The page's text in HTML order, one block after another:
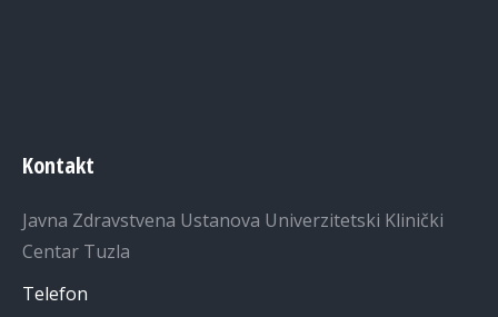
Kontakt
Javna Zdravstvena Ustanova Univerzitetski Klinički
Centar Tuzla
Telefon